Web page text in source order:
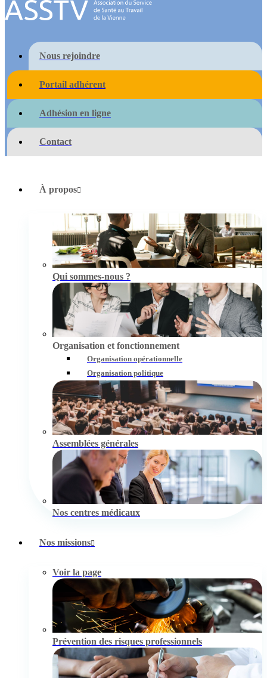
Nous rejoindre
Portail adhérent
Adhésion en ligne
Contact
À propos
Qui sommes-nous ?
Organisation et fonctionnement
Organisation opérationnelle
Organisation politique
Assemblées générales
Nos centres médicaux
Nos missions
Voir la page
Prévention des risques professionnels